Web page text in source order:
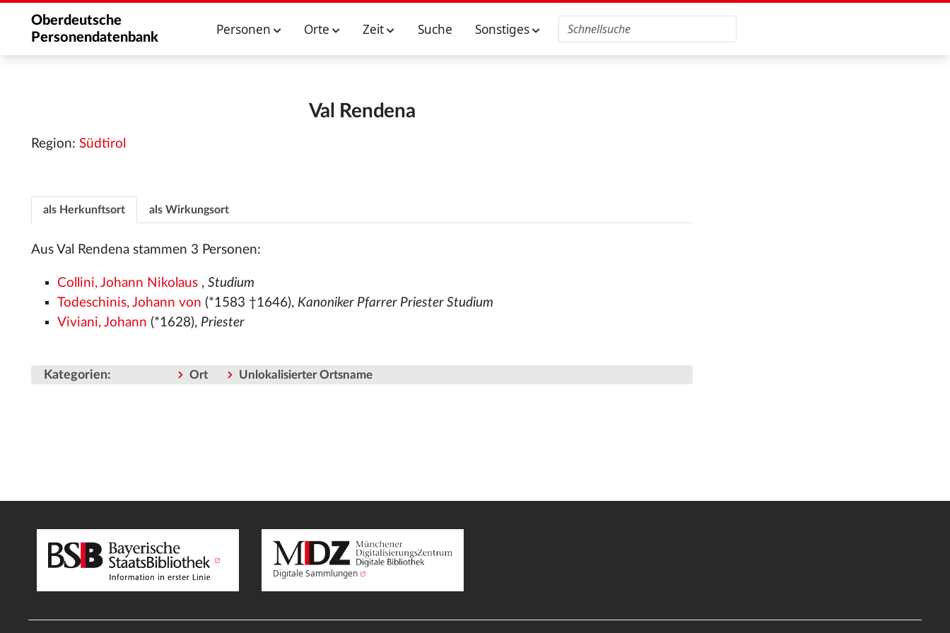
Oberdeutsche
Personendatenbank
Personen Orte Zeit Suche Sonstiges
Val Rendena
Region: Südtirol
als Herkunftsort als Wirkungsort
Aus Val Rendena stammen 3 Personen:
Collini, Johann Nikolaus ,Studium
Todeschinis, Johann von (*1583 †1646), Kanoniker Pfarrer Priester Studium
Viviani, Johann (*1628), Priester
Kategorien: Ort Unlokalisierter Ortsname
Digitale Sammlungen